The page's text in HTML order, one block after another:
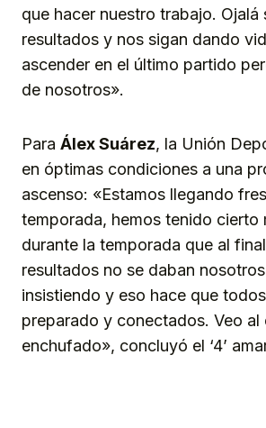
que hacer nuestro trabajo. Ojalá
resultados y nos sigan dando
ascender en el último partido
de nosotros».
Para Álex Suárez, la Unión
en óptimas condiciones a una
ascenso: «Estamos llegando
temporada, hemos tenido cierto
durante la temporada que al
resultados no se daban
insistiendo y eso hace que
preparado y conectados. Veo al
enchufado», concluyó el ‘4’